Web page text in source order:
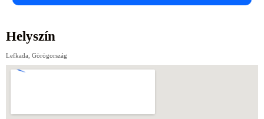
Helyszín
Lefkada, Görögország